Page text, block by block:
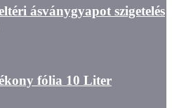
ásványgyapot szigetelés
fólia 10 Liter